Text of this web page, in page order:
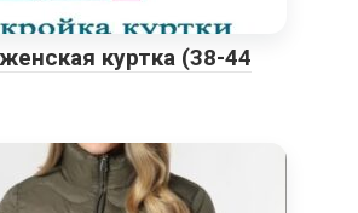
куртка (38-44